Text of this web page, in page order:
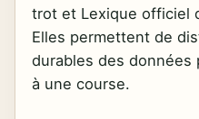
trot et Lexique officiel
Elles permettent de
durables des données
à une course.